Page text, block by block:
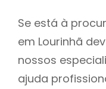
Se está à
em Lourinhã
nossos
ajuda